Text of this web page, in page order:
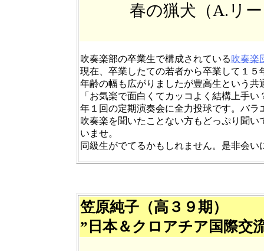
春の猟犬（A.リ
吹奏楽部の卒業生で構成されている吹奏楽
現在、卒業したての若者から卒業して１５
年齢の幅も広がりましたが豊高生という
「お気楽で面白くてカッコよく結構上手
年１回の定期演奏会に全力投球です。バ
吹奏楽を聞いたことない方もどっぷり聞
いませ。
同級生がでてるかもしれません。是非会い
笠原純子（高３９期）
”日本＆クロアチア国際交